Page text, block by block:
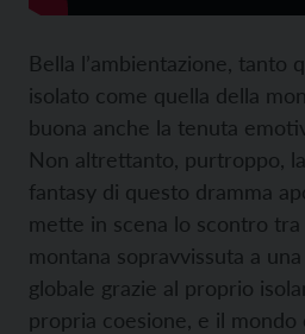
Bella l’ambientazione, tanto
isolato come quella della
buona anche la tenuta
Non altrettanto, purtroppo,
fantasy di questo dramma
mette in scena lo scontro
montana sopravvissuta a
globale grazie al proprio
propria coesione, e il